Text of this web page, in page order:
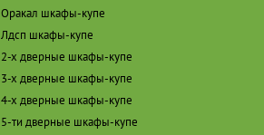
Оракал шкафы-купе
Лдсп шкафы-купе
2-х дверные шкафы-купе
3-х дверные шкафы-купе
4-х дверные шкафы-купе
5-ти дверные шкафы-купе